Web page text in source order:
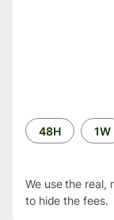
Time
period
48H 1W
We use the real,
to hide the fees.